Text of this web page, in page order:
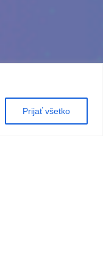
Prijať všetko